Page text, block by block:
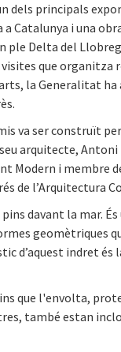
dels principals
Catalunya i una
ple Delta del
visites que
la Generalitat ha
va ser construït
arquitecte,
Modern i membre
de l’Arquitectura
davant la mar.
geomètriques
d’aquest indret és
que l'envolta,
també estan